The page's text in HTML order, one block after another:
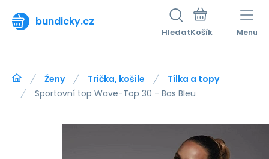
bundicky.cz
Hledat Menu
Ženy Trička, košile
Tílka a topy
Sportovní top Wave-Top 30 - Bas Bleu